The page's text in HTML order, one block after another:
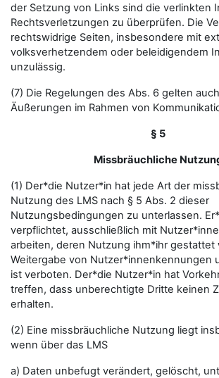
der Setzung von Links sind die verlinkten
Rechtsverletzungen zu überprüfen. Die
rechtswidrige Seiten, insbesondere mit
volksverhetzendem oder beleidigendem
unzulässig.
(7) Die Regelungen des Abs. 6 gelten
Äußerungen im Rahmen von
§ 5
Missbräuchliche
(1) Der*die Nutzer*in hat jede Art der
Nutzung des LMS nach § 5 Abs. 2 dieser
Nutzungsbedingungen zu unterlassen.
verpflichtet, ausschließlich mit
arbeiten, deren Nutzung ihm*ihr gestattet
Weitergabe von Nutzer*innenkennungen
ist verboten. Der*die Nutzer*in hat
treffen, dass unberechtigte Dritte keinen
erhalten.
(2) Eine missbräuchliche Nutzung liegt
wenn über das LMS
a) Daten unbefugt verändert, gelöscht,